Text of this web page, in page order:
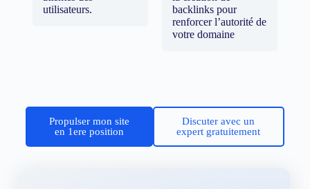
utilisateurs.
backlinks pour
renforcer l’autorité de
votre domaine
Propulser mon site
en 1ere position
Discuter avec un
expert gratuitement